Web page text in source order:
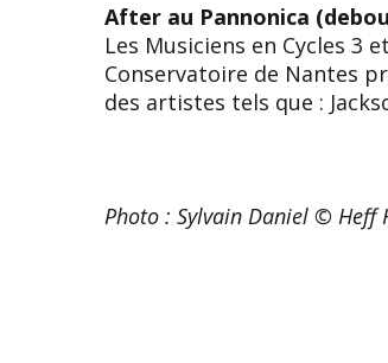
After au Pannonica
Les Musiciens en Cycles 3
Conservatoire de Nantes
des artistes tels que :
Photo : Sylvain Daniel © Heff